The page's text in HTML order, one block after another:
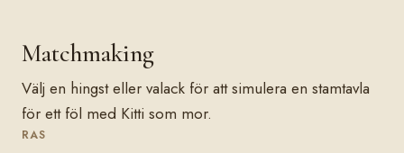
Matchmaking
Välj en hingst eller valack för att simulera en stamtavla
för ett föl med Kitti som mor.
RAS